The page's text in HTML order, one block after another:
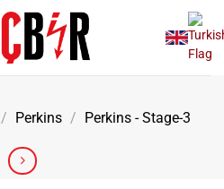
/ Perkins / Perkins - Stage-3